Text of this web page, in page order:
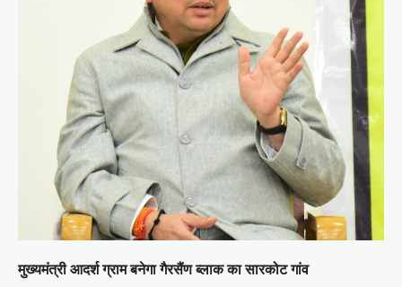
मुख्यमंत्री आदर्श ग्राम बनेगा गैरसैंण ब्लाक का सारकोट गांव